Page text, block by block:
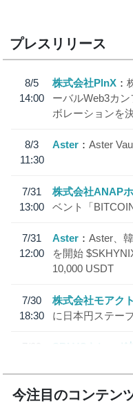
プレスリリース
8/5
14:00
株式会社PlnX
ーバルWeb3カ
ボレーションを
8/3
11:30
Aster Aster
7/31
13:00
株式会社ANAP
ベント「
7/31
12:00
Aster
Aster、
を開始
10,000 USDT
7/30
18:30
株式会社モアクト
に日本円ステー
7/29
SBI VCトレード
今注目のコンテン